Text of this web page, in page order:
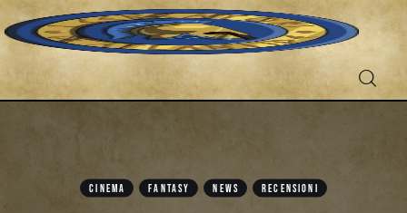
Fantascienza
Fantasy
CINEMA FANTASY NEWS RECENSIONI